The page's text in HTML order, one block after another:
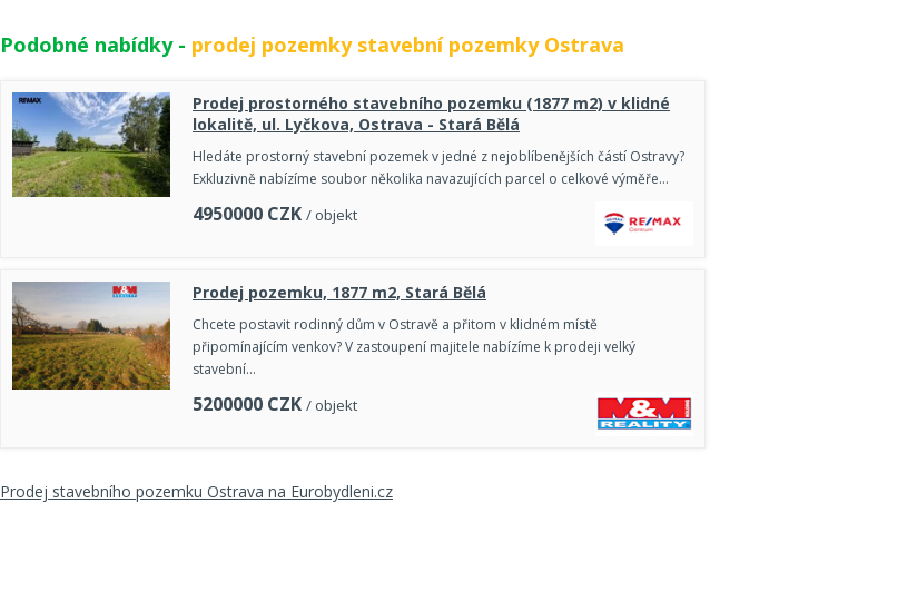
Podobné nabídky - prodej pozemky stavební pozemky Ostrava
Prodej prostorného stavebního pozemku (1877 m2) v klidné
lokalitě, ul. Lyčkova, Ostrava - Stará Bělá
Hledáte prostorný stavební pozemek v jedné z nejoblíbenějších částí Ostravy?
Exkluzivně nabízíme soubor několika navazujících parcel o celkové výměře…
4950000 CZK / objekt
Prodej pozemku, 1877 m2, Stará Bělá
Chcete postavit rodinný dům v Ostravě a přitom v klidném místě
připomínajícím venkov? V zastoupení majitele nabízíme k prodeji velký
stavební…
5200000 CZK / objekt
Prodej stavebního pozemku Ostrava na Eurobydleni.cz